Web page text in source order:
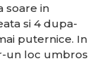
soare in
si 4 dupa-
puternice. In
un loc umbros